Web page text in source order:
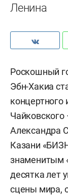
Ленина
Роскошный
Эбн-Хакиа
концертного
Александра
Казани
знаменитым
десятка
сцены мира,